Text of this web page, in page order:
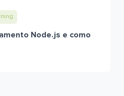
Node.js e como